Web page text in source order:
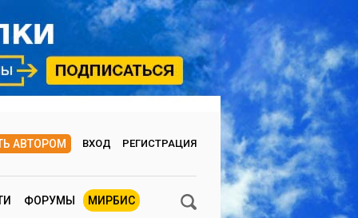
АВТОРОМ ВХОД РЕГИСТРАЦИЯ
ФОРУМЫ МИРБИС